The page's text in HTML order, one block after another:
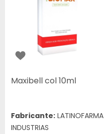
Maxibell col 10ml
Fabricante: LATINOFARMA
INDUSTRIAS